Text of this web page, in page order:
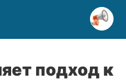
подход к